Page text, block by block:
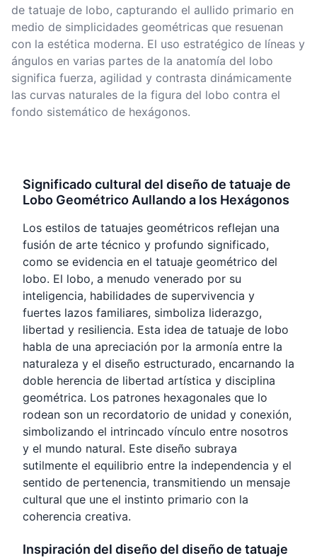
de tatuaje de lobo, capturando el aullido primario en
medio de simplicidades geométricas que resuenan
con la estética moderna. El uso estratégico de líneas y
ángulos en varias partes de la anatomía del lobo
significa fuerza, agilidad y contrasta dinámicamente
las curvas naturales de la figura del lobo contra el
fondo sistemático de hexágonos.
Significado cultural del diseño de tatuaje de
Lobo Geométrico Aullando a los Hexágonos
Los estilos de tatuajes geométricos reflejan una
fusión de arte técnico y profundo significado,
como se evidencia en el tatuaje geométrico del
lobo. El lobo, a menudo venerado por su
inteligencia, habilidades de supervivencia y
fuertes lazos familiares, simboliza liderazgo,
libertad y resiliencia. Esta idea de tatuaje de lobo
habla de una apreciación por la armonía entre la
naturaleza y el diseño estructurado, encarnando la
doble herencia de libertad artística y disciplina
geométrica. Los patrones hexagonales que lo
rodean son un recordatorio de unidad y conexión,
simbolizando el intrincado vínculo entre nosotros
y el mundo natural. Este diseño subraya
sutilmente el equilibrio entre la independencia y el
sentido de pertenencia, transmitiendo un mensaje
cultural que une el instinto primario con la
coherencia creativa.
Inspiración del diseño del diseño de tatuaje